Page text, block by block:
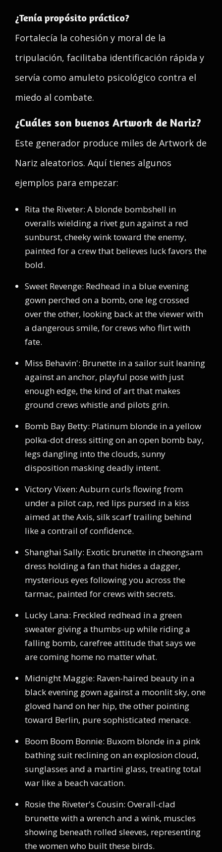
¿Tenía propósito práctico?
Fortalecía la cohesión y moral de la
tripulación, facilitaba identificación rápida y
servía como amuleto psicológico contra el
miedo al combate.
¿Cuáles son buenos Artwork de Nariz?
Este generador produce miles de Artwork de
Nariz aleatorios. Aquí tienes algunos
ejemplos para empezar:
Rita the Riveter: A blonde bombshell in
overalls wielding a rivet gun against a red
sunburst, cheeky wink toward the enemy,
painted for a crew that believes luck favors the
bold.
Sweet Revenge: Redhead in a blue evening
gown perched on a bomb, one leg crossed
over the other, looking back at the viewer with
a dangerous smile, for crews who flirt with
fate.
Miss Behavin': Brunette in a sailor suit leaning
against an anchor, playful pose with just
enough edge, the kind of art that makes
ground crews whistle and pilots grin.
Bomb Bay Betty: Platinum blonde in a yellow
polka-dot dress sitting on an open bomb bay,
legs dangling into the clouds, sunny
disposition masking deadly intent.
Victory Vixen: Auburn curls flowing from
under a pilot cap, red lips pursed in a kiss
aimed at the Axis, silk scarf trailing behind
like a contrail of confidence.
Shanghai Sally: Exotic brunette in cheongsam
dress holding a fan that hides a dagger,
mysterious eyes following you across the
tarmac, painted for crews with secrets.
Lucky Lana: Freckled redhead in a green
sweater giving a thumbs-up while riding a
falling bomb, carefree attitude that says we
are coming home no matter what.
Midnight Maggie: Raven-haired beauty in a
black evening gown against a moonlit sky, one
gloved hand on her hip, the other pointing
toward Berlin, pure sophisticated menace.
Boom Boom Bonnie: Buxom blonde in a pink
bathing suit reclining on an explosion cloud,
sunglasses and a martini glass, treating total
war like a beach vacation.
Rosie the Riveter's Cousin: Overall-clad
brunette with a wrench and a wink, muscles
showing beneath rolled sleeves, representing
the women who built these birds.